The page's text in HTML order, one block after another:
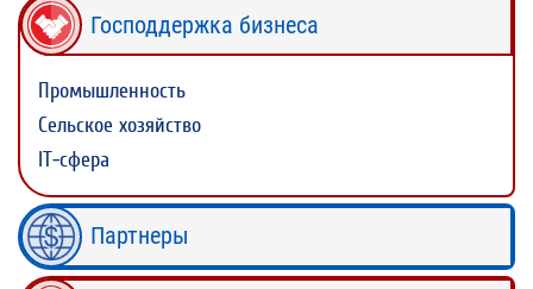
Господдержка бизнеса
Промышленность
Сельское хозяйство
IT-сфера
Партнеры